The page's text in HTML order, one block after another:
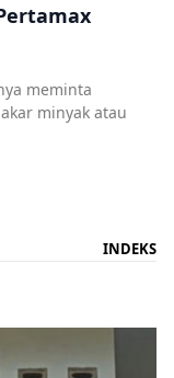
meminta
minyak atau
INDEKS